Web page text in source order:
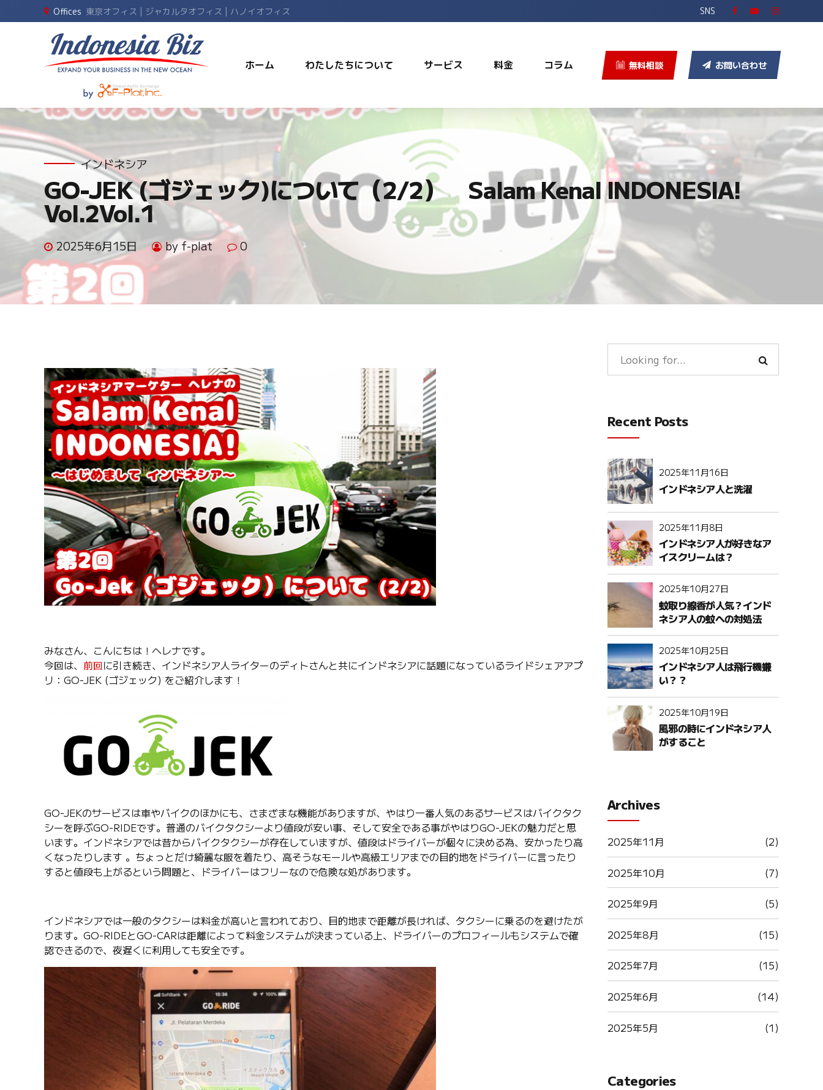
Offices 東京オフィス | ジャカルタオフィス | ハノイオフィス SNS
無料相談 お問い合わせ
ホーム わたしたちについて サービス 料金 コラム
インドネシア
GO-JEK (ゴジェック)について（2/2） Salam Kenal INDONESIA!
Vol.2Vol.1
2025年6月15日 by f-plat 0
みなさん、こんにちは！ヘレナです。
今回は、 前回に引き続き、インドネシア人ライターのディトさんと共にインドネシアに話題になっているライドシェアアプ
リ：GO-JEK (ゴジェック) をご紹介します！
GO-JEKのサービスは車やバイクのほかにも、さまざまな機能がありますが、やはり一番人気のあるサービスはバイクタク
シーを呼ぶGO-RIDEです。普通のバイクタクシーより値段が安い事、そして安全である事がやはりGO-JEKの魅力だと思
います。インドネシアでは昔からバイクタクシーが存在していますが、値段はドライバーが個々に決める為、安かったり高
くなったりします 。ちょっとだけ綺麗な服を着たり、高そうなモールや高級エリアまでの目的地をドライバーに言ったり
すると値段も上がるという問題と、ドライバーはフリーなので危険な処があります。
インドネシアでは一般のタクシーは料金が高いと言われており、目的地まで距離が長ければ、タクシーに乗るのを避けたが
ります。GO-RIDEとGO-CARは距離によって料金システムが決まっている上、ドライバーのプロフィールもシステムで確
認できるので、夜遅くに利用しても安全です。
Recent Posts
2025年11月16日
インドネシア人と洗濯
2025年11月8日
インドネシア人が好きなア
イスクリームは？
2025年10月27日
蚊取り線香が人気？インド
ネシア人の蚊への対処法
2025年10月25日
インドネシア人は飛行機嫌
い？？
2025年10月19日
風邪の時にインドネシア人
がすること
Archives
2025年11月 (2)
2025年10月 (7)
2025年9月 (5)
2025年8月 (15)
2025年7月 (15)
2025年6月 (14)
2025年5月 (1)
Categories